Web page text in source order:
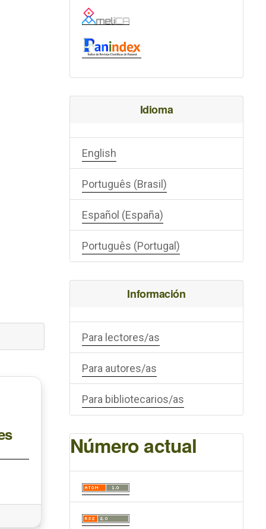
Idioma
English
Português (Brasil)
Español (España)
Português (Portugal)
Información
Para lectores/as
Para autores/as
Para bibliotecarios/as
Número actual